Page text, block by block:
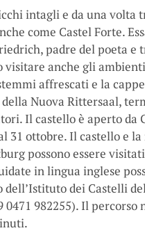
intagli e da una volta
come Castel Forte.
padre del poeta e
visitare anche gli
affrescati e la
Nuova Rittersaal,
Il castello è aperto da
31 ottobre. Il castello e
possono essere
in lingua inglese
dei Castelli
982255). Il percorso